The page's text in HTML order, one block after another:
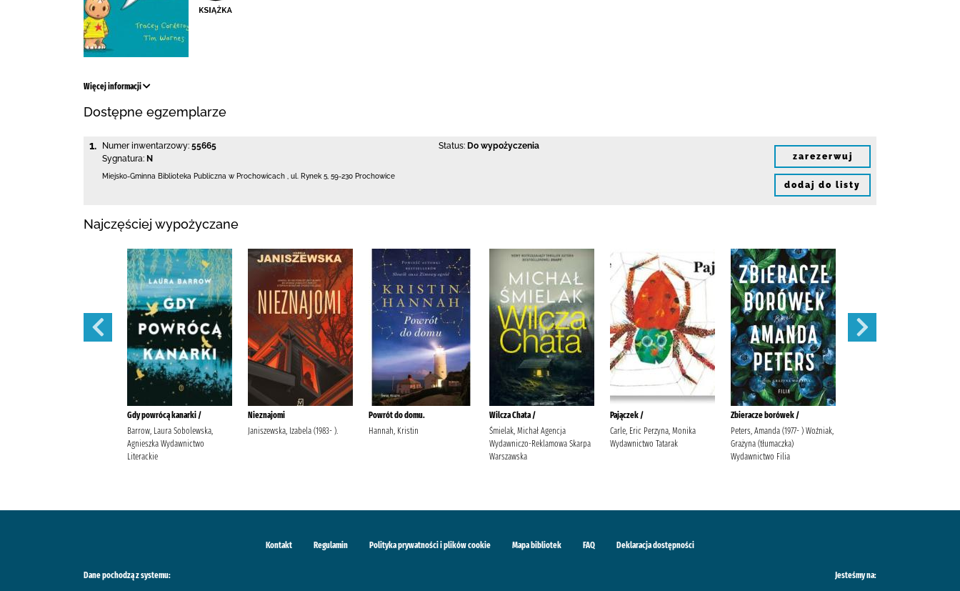
Więcej informacji
Dostępne egzemplarze
1. Numer inwentarzowy: 55665
Sygnatura: N
Status: Do wypożyczenia
Miejsko-Gminna Biblioteka Publiczna w Prochowicach ul. Rynek 5 59-230 Prochowice
zarezerwuj
dodaj do listy
Najczęściej wypożyczane
Gdy powrócą kanarki /
Barrow, Laura Sobolewska,
Agnieszka Wydawnictwo
Literackie
Nieznajomi
Janiszewska, Izabela (1983- ).
Powrót do domu.
Hannah, Kristin
Wilcza Chata /
Śmielak, Michał Agencja
Wydawniczo-Reklamowa Skarpa
Warszawska
Pajączek /
Carle, Eric Perzyna, Monika
Wydawnictwo Tatarak
Zbieracze borówek /
Peters, Amanda (1977- ) Woźniak,
Grażyna (tłumaczka)
Wydawnictwo Filia
Kontakt Regulamin Polityka prywatności i plików cookie Mapa bibliotek FAQ Deklaracja dostępności
Dane pochodzą z systemu: Jesteśmy na: